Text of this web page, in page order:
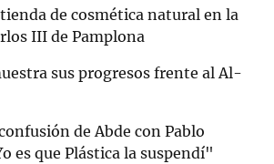
de cosmética natural en la
III de Pamplona
sus progresos frente al Al-
de Abde con Pablo
es que Plástica la suspendí"